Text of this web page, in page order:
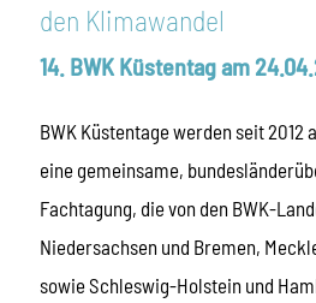
den Klimawandel
14. BWK Küstentag am
BWK Küstentage werden seit 2012
eine gemeinsame,
Fachtagung, die von den BWK-
Niedersachsen und Bremen,
sowie Schleswig-Holstein und